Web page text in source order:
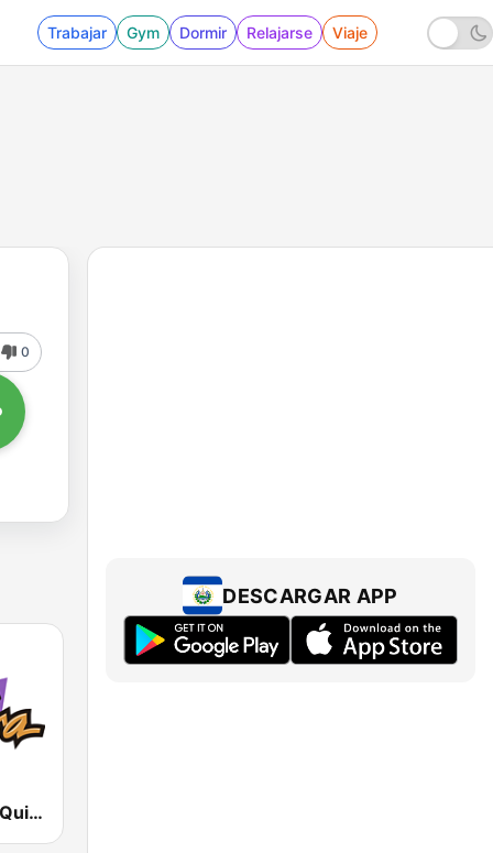
Trabajar Gym Dormir Relajarse Viaje
0
La Otra FM - Quito
DESCARGAR APP